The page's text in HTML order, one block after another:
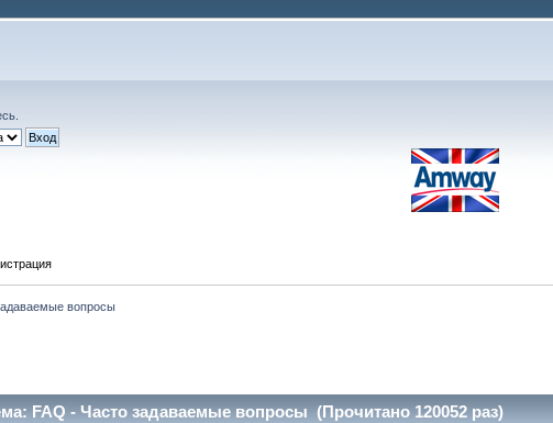
вопросы
FAQ - Часто задаваемые вопросы (Прочитано 120052 раз)